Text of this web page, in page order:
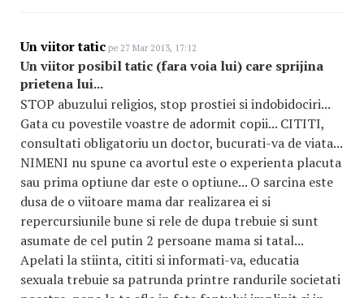
Un viitor tatic pe 27 Mar 2013, 17:12
Un viitor posibil tatic (fara voia lui) care sprijina
prietena lui...
STOP abuzului religios, stop prostiei si indobidociri...
Gata cu povestile voastre de adormit copii... CITITI,
consultati obligatoriu un doctor, bucurati-va de viata...
NIMENI nu spune ca avortul este o experienta placuta
sau prima optiune dar este o optiune... O sarcina este
dusa de o viitoare mama dar realizarea ei si
repercursiunile bune si rele de dupa trebuie si sunt
asumate de cel putin 2 persoane mama si tatal...
Apelati la stiinta, cititi si informati-va, educatia
sexuala trebuie sa patrunda printre randurile societati